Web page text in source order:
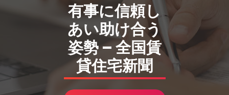
有事に信頼し
あい助け合う
姿勢 – 全国賃
貸住宅新聞